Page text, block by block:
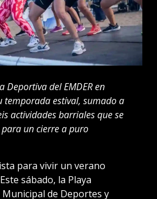
Deportiva del EMDER en
temporada estival, sumado a
actividades barriales que se
un cierre a puro
para vivir un verano
sábado, la Playa
de Deportes y